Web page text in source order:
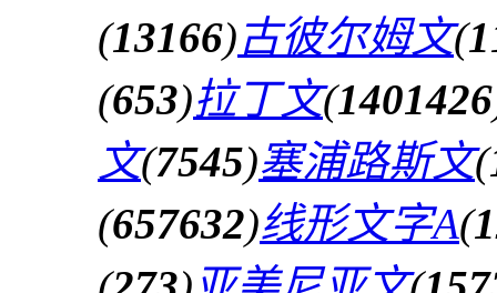
(13166)古彼尔姆文(
(653)拉丁文(1401426
文(7545)塞浦路斯文(
(657632)线形文字A(